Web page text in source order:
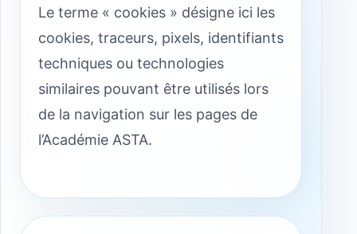
Le terme « cookies » désigne ici les
cookies, traceurs, pixels, identifiants
techniques ou technologies
similaires pouvant être utilisés lors
de la navigation sur les pages de
l’Académie ASTA.